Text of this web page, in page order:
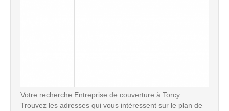
Votre recherche Entreprise de couverture à Torcy.
Trouvez les adresses qui vous intéressent sur le plan de